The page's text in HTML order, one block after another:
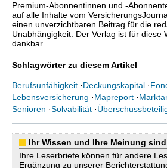
Premium-Abonnentinnen und -
auf alle Inhalte vom
einen unverzichtbaren Beitrag für die
Unabhängigkeit. Der Verlag ist für diese
dankbar.
Schlagwörter zu diesem Artikel
Berufsunfähigkeit ·Deckungskapital ·
Lebensversicherung ·Mapreport ·
Senioren ·Solvabilität ·
Ihr Wissen und Ihre Meinung
Ihre Leserbriefe können für andere
Ergänzung zu unserer